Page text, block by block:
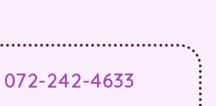
072-242-4633